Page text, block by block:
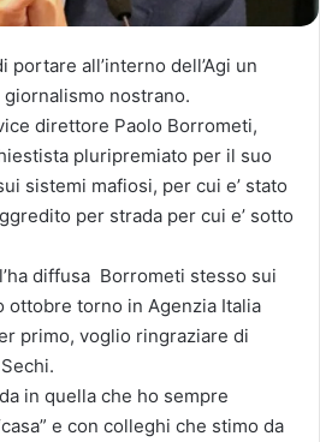
portare all’interno dell’Agi un
nostrano.
direttore Paolo Borrometi,
pluripremiato per il suo
sistemi mafiosi, per cui e’ stato
per strada per cui e’ sotto
diffusa Borrometi stesso sui
ottobre torno in Agenzia Italia
primo, voglio ringraziare di
in quella che ho sempre
e con colleghi che stimo da